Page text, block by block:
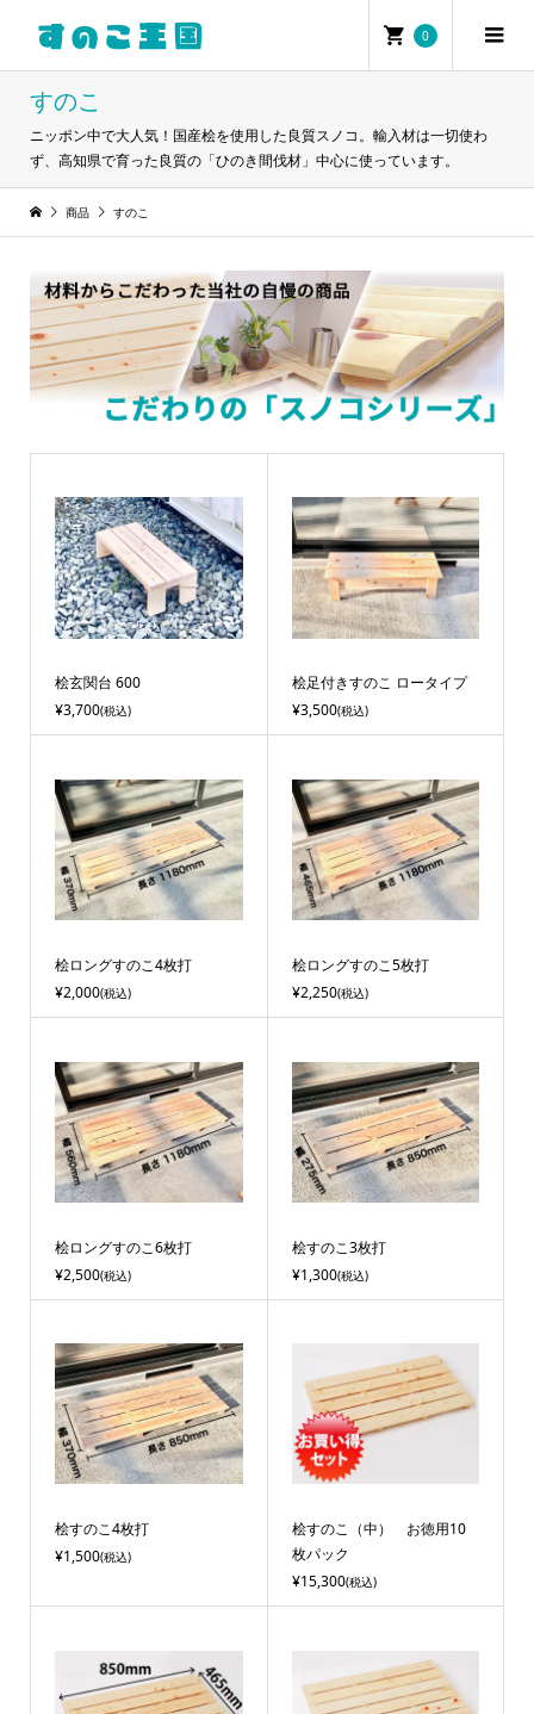
0
すのこ
ニッポン中で大人気！国産桧を使用した良質スノコ。輸入材は一切使わ
ず、高知県で育った良質の「ひのき間伐材」中心に使っています。
商品 すのこ
桧玄関台 600
¥3,700(税込)
桧足付きすのこ ロータイプ
¥3,500(税込)
桧ロングすのこ4枚打
¥2,000(税込)
桧ロングすのこ5枚打
¥2,250(税込)
桧ロングすのこ6枚打
¥2,500(税込)
桧すのこ3枚打
¥1,300(税込)
桧すのこ4枚打
¥1,500(税込)
桧すのこ（中） お徳用10
枚パック
¥15,300(税込)